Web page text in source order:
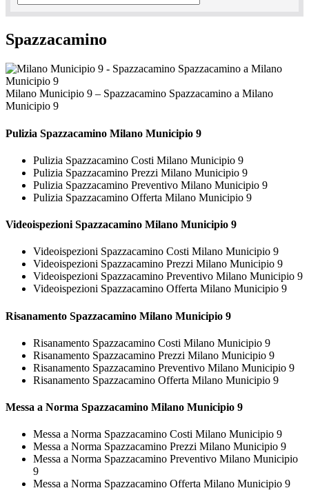
Spazzacamino
Milano Municipio 9 – Spazzacamino Spazzacamino a Milano
Municipio 9
Pulizia Spazzacamino Milano Municipio 9
Pulizia Spazzacamino Costi Milano Municipio 9
Pulizia Spazzacamino Prezzi Milano Municipio 9
Pulizia Spazzacamino Preventivo Milano Municipio 9
Pulizia Spazzacamino Offerta Milano Municipio 9
Videoispezioni Spazzacamino Milano Municipio 9
Videoispezioni Spazzacamino Costi Milano Municipio 9
Videoispezioni Spazzacamino Prezzi Milano Municipio 9
Videoispezioni Spazzacamino Preventivo Milano Municipio 9
Videoispezioni Spazzacamino Offerta Milano Municipio 9
Risanamento Spazzacamino Milano Municipio 9
Risanamento Spazzacamino Costi Milano Municipio 9
Risanamento Spazzacamino Prezzi Milano Municipio 9
Risanamento Spazzacamino Preventivo Milano Municipio 9
Risanamento Spazzacamino Offerta Milano Municipio 9
Messa a Norma Spazzacamino Milano Municipio 9
Messa a Norma Spazzacamino Costi Milano Municipio 9
Messa a Norma Spazzacamino Prezzi Milano Municipio 9
Messa a Norma Spazzacamino Preventivo Milano Municipio
9
Messa a Norma Spazzacamino Offerta Milano Municipio 9